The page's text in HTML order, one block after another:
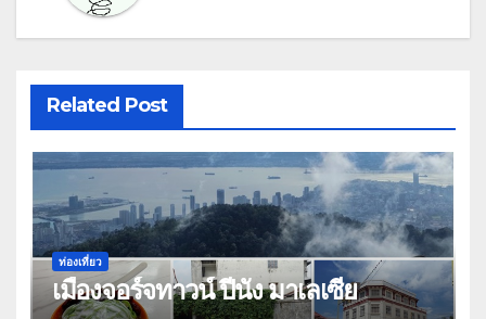
Related Post
ท่องเที่ยว
เมืองจอร์จทาวน์ ปีนัง มาเลเซีย